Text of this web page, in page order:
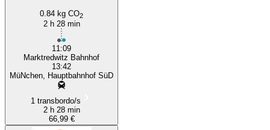
0.84 kg CO2
2 h 28 min
11:09
Marktredwitz Bahnhof
13:42
MüNchen, Hauptbahnhof SüD
1 transbordo/s
2 h 28 min
66,99 €